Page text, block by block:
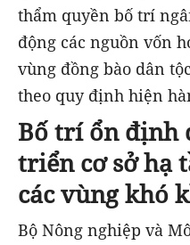
thẩm quyền bố trí
động các nguồn vốn
vùng đồng bào dân
theo quy định hiện
Bố trí ổn định
triển cơ sở hạ
các vùng khó
Bộ Nông nghiệp và